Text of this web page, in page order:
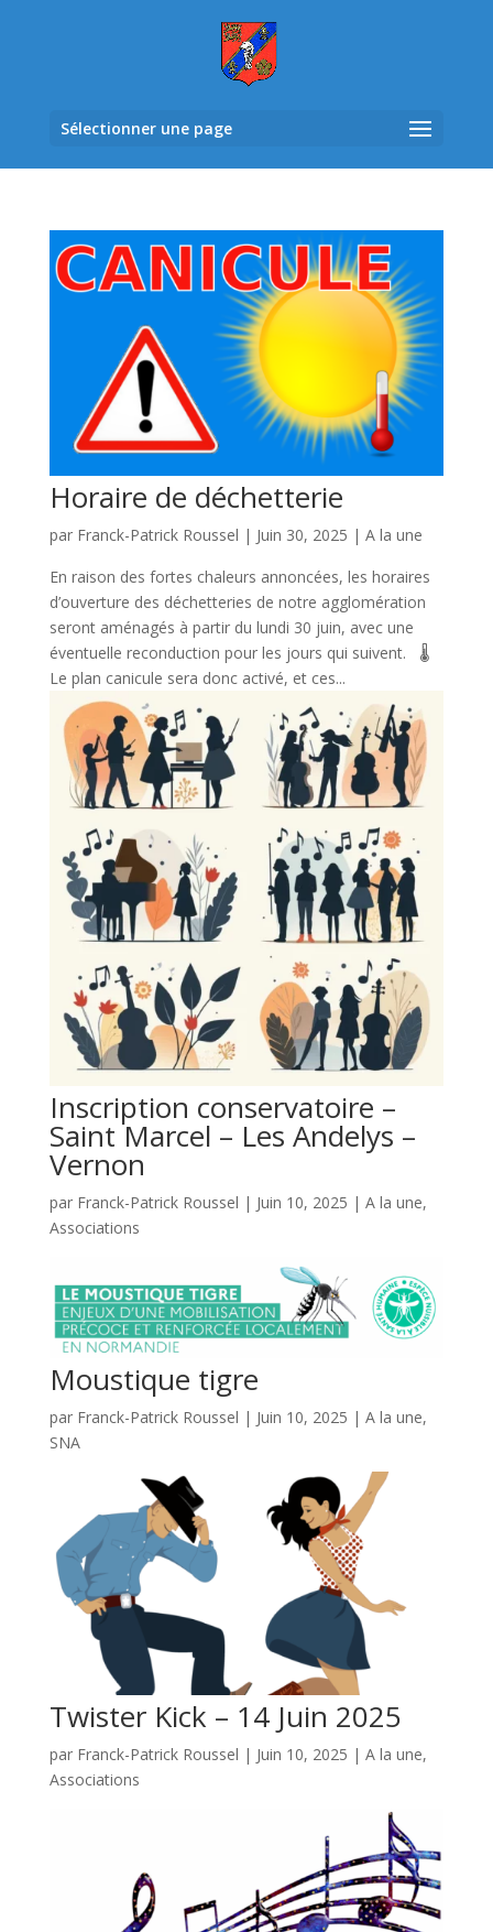
Sélectionner une page
Horaire de déchetterie
par Franck-Patrick Roussel | Juin 30, 2025 | A la une
En raison des fortes chaleurs annoncées, les horaires
d’ouverture des déchetteries de notre agglomération
seront aménagés à partir du lundi 30 juin, avec une
éventuelle reconduction pour les jours qui suivent. 🌡️
Le plan canicule sera donc activé, et ces...
Inscription conservatoire –
Saint Marcel – Les Andelys –
Vernon
par Franck-Patrick Roussel | Juin 10, 2025 | A la une,
Associations
Moustique tigre
par Franck-Patrick Roussel | Juin 10, 2025 | A la une,
SNA
Twister Kick – 14 Juin 2025
par Franck-Patrick Roussel | Juin 10, 2025 | A la une,
Associations